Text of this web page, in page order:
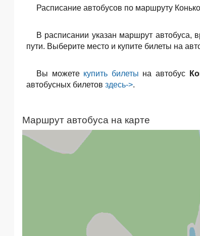
Расписание автобусов по маршруту
В расписании указан маршрут автобуса,
пути. Выберите место и купите билеты на
Вы можете купить билеты на автобус
автобусных билетов здесь->.
Маршрут автобуса на карте